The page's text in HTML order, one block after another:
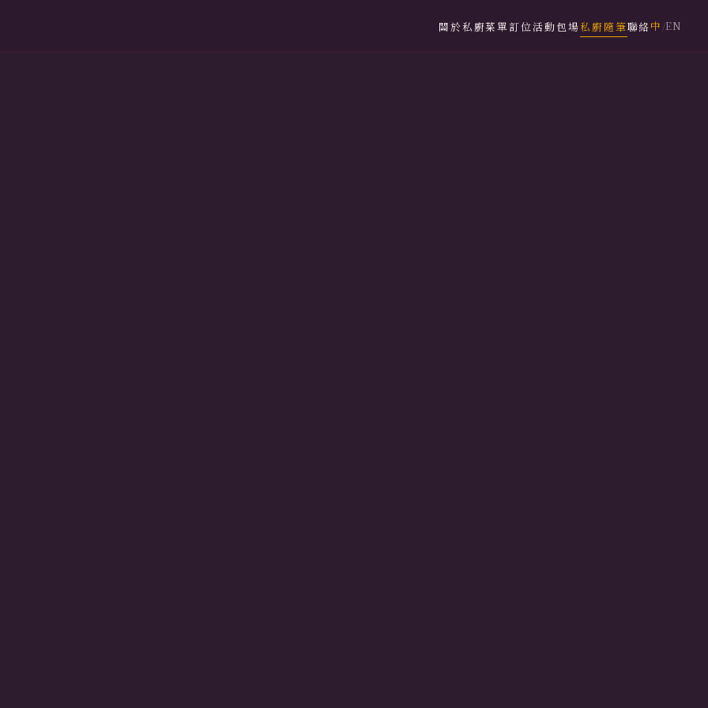
關於私廚菜單訂位活動包場私廚隨筆聯絡中 /EN